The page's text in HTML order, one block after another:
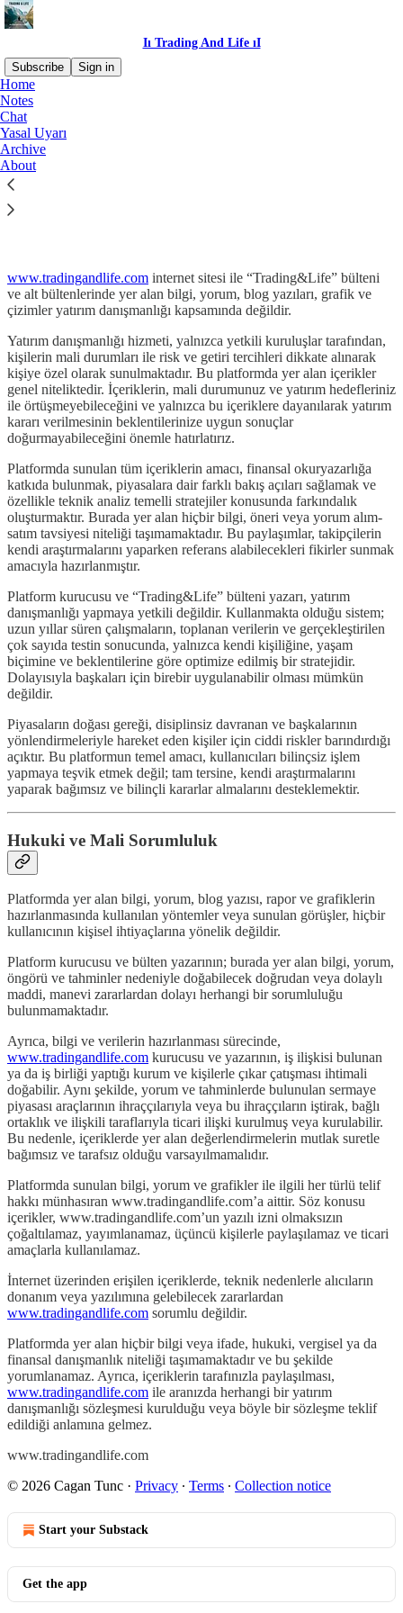
Iı Trading And Life ıI
Subscribe
Sign in
Home
Notes
Chat
Yasal Uyarı
Archive
About
YASAL UYARI
www.tradingandlife.com internet sitesi ile “Trading&Life” bülteni
ve alt bültenlerinde yer alan bilgi, yorum, blog yazıları, grafik ve
çizimler yatırım danışmanlığı kapsamında değildir.
Yatırım danışmanlığı hizmeti, yalnızca yetkili kuruluşlar tarafından,
kişilerin mali durumları ile risk ve getiri tercihleri dikkate alınarak
kişiye özel olarak sunulmaktadır. Bu platformda yer alan içerikler
genel niteliktedir. İçeriklerin, mali durumunuz ve yatırım hedefleriniz
ile örtüşmeyebileceğini ve yalnızca bu içeriklere dayanılarak yatırım
kararı verilmesinin beklentilerinize uygun sonuçlar
doğurmayabileceğini önemle hatırlatırız.
Platformda sunulan tüm içeriklerin amacı, finansal okuryazarlığa
katkıda bulunmak, piyasalara dair farklı bakış açıları sağlamak ve
özellikle teknik analiz temelli stratejiler konusunda farkındalık
oluşturmaktır. Burada yer alan hiçbir bilgi, öneri veya yorum alım-
satım tavsiyesi niteliği taşımamaktadır. Bu paylaşımlar, takipçilerin
kendi araştırmalarını yaparken referans alabilecekleri fikirler sunmak
amacıyla hazırlanmıştır.
Platform kurucusu ve “Trading&Life” bülteni yazarı, yatırım
danışmanlığı yapmaya yetkili değildir. Kullanmakta olduğu sistem;
uzun yıllar süren çalışmaların, toplanan verilerin ve gerçekleştirilen
çok sayıda testin sonucunda, yalnızca kendi kişiliğine, yaşam
biçimine ve beklentilerine göre optimize edilmiş bir stratejidir.
Dolayısıyla başkaları için birebir uygulanabilir olması mümkün
değildir.
Piyasaların doğası gereği, disiplinsiz davranan ve başkalarının
yönlendirmeleriyle hareket eden kişiler için ciddi riskler barındırdığı
açıktır. Bu platformun temel amacı, kullanıcıları bilinçsiz işlem
yapmaya teşvik etmek değil; tam tersine, kendi araştırmalarını
yaparak bağımsız ve bilinçli kararlar almalarını desteklemektir.
Hukuki ve Mali Sorumluluk
Platformda yer alan bilgi, yorum, blog yazısı, rapor ve grafiklerin
hazırlanmasında kullanılan yöntemler veya sunulan görüşler, hiçbir
kullanıcının kişisel ihtiyaçlarına yönelik değildir.
Platform kurucusu ve bülten yazarının; burada yer alan bilgi, yorum,
öngörü ve tahminler nedeniyle doğabilecek doğrudan veya dolaylı
maddi, manevi zararlardan dolayı herhangi bir sorumluluğu
bulunmamaktadır.
Ayrıca, bilgi ve verilerin hazırlanması sürecinde,
www.tradingandlife.com kurucusu ve yazarının, iş ilişkisi bulunan
ya da iş birliği yaptığı kurum ve kişilerle çıkar çatışması ihtimali
doğabilir. Aynı şekilde, yorum ve tahminlerde bulunulan sermaye
piyasası araçlarının ihraççılarıyla veya bu ihraççıların iştirak, bağlı
ortaklık ve ilişkili taraflarıyla ticari ilişki kurulmuş veya kurulabilir.
Bu nedenle, içeriklerde yer alan değerlendirmelerin mutlak suretle
bağımsız ve tarafsız olduğu varsayılmamalıdır.
Platformda sunulan bilgi, yorum ve grafikler ile ilgili her türlü telif
hakkı münhasıran www.tradingandlife.com’a aittir. Söz konusu
içerikler, www.tradingandlife.com’un yazılı izni olmaksızın
çoğaltılamaz, yayımlanamaz, üçüncü kişilerle paylaşılamaz ve ticari
amaçlarla kullanılamaz.
İnternet üzerinden erişilen içeriklerde, teknik nedenlerle alıcıların
donanım veya yazılımına gelebilecek zararlardan
www.tradingandlife.com sorumlu değildir.
Platformda yer alan hiçbir bilgi veya ifade, hukuki, vergisel ya da
finansal danışmanlık niteliği taşımamaktadır ve bu şekilde
yorumlanamaz. Ayrıca, içeriklerin tarafınızla paylaşılması,
www.tradingandlife.com ile aranızda herhangi bir yatırım
danışmanlığı sözleşmesi kurulduğu veya böyle bir sözleşme teklif
edildiği anlamına gelmez.
www.tradingandlife.com
© 2026 Cagan Tunc · Privacy ∙ Terms ∙ Collection notice
Start your Substack
Get the app